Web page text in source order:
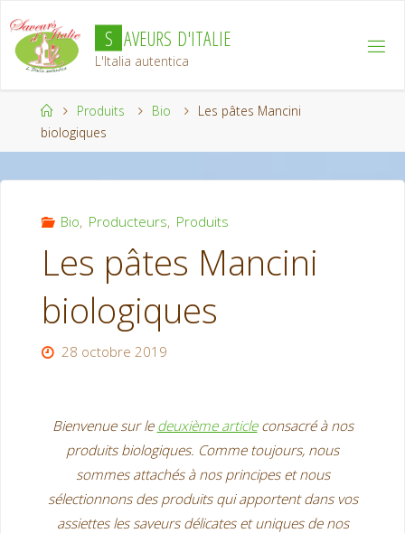
au
contenu
S AVEURS D'ITAL IE
L'Italia autentica
AccueilProduits Bio
Les pâtes Mancini
biologiques
Bio, Producteurs, Produits
Les pâtes Mancini
biologiques
28 octobre 2019
Bienvenue sur le deuxième articleconsacré à nos
produits biologiques. Comme toujours, nous
sommes attachés à nos principes et nous
sélectionnons des produits qui apportent dans vos
assiettes les saveurs délicates et uniques de nos